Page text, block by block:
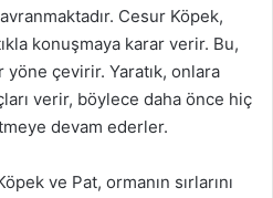
Cesur Köpek,
konuşmaya karar verir. Bu,
yöne çevirir. Yaratık, onlara
verir, böylece daha önce hiç
devam ederler.
ve Pat, ormanın sırlarını